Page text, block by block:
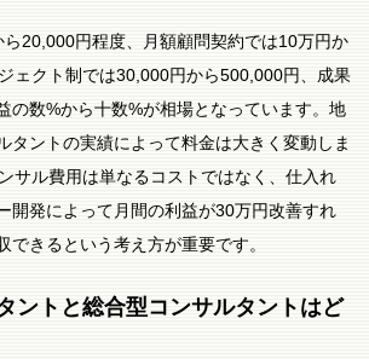
20,000円程度、月額顧問契約では10万円か
ェクト制では30,000円から500,000円、成果
の数%から十数%が相場となっています。地
タントの実績によって料金は大きく変動しま
サル費用は単なるコストではなく、仕入れ
開発によって月間の利益が30万円改善すれ
できるという考え方が重要です。
ントと総合型コンサルタントはど